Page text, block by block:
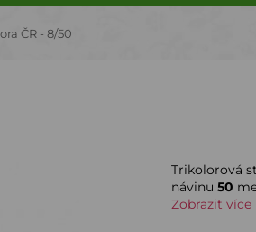
ČR - 8/50
Trikolorová
návinu 50
Zobrazit více